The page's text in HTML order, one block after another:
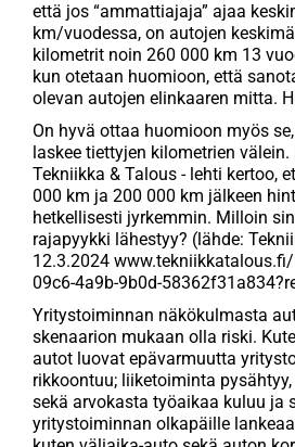
että jos “ammattiajaja” ajaa
km/vuodessa, on autojen
kilometrit noin 260 000 km 13
kun otetaan huomioon, että
olevan autojen elinkaaren mitta.
On hyvä ottaa huomioon myös
laskee tiettyjen kilometrien
Tekniikka & Talous - lehti kertoo,
000 km ja 200 000 km jälkeen
hetkellisesti jyrkemmin. Milloin
rajapyykki lähestyy? (lähde:
12.3.2024
09c6-4a9b-9b0d-
Yritystoiminnan näkökulmasta
skenaarion mukaan olla riski.
autot luovat epävarmuutta
rikkoontuu; liiketoiminta
sekä arvokasta työaikaa kuluu ja
yritystoiminnan olkapäille